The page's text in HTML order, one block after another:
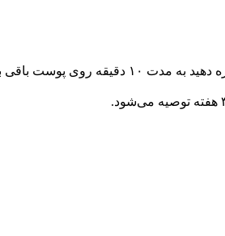
پوست باقی بماند.